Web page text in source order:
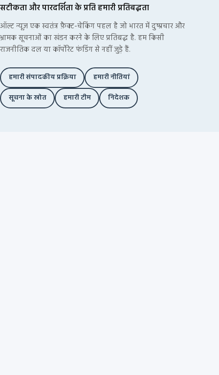
सटीकता और पारदर्शिता के प्रति हमारी प्रतिबद्धता
ऑल्ट न्यूज़ एक स्वतंत्र फ़ैक्ट-चेकिंग पहल है जो भारत में दुष्प्रचार और
भ्रामक सूचनाओं का खंडन करने के लिए प्रतिबद्ध है. हम किसी
राजनीतिक दल या कॉर्पोरेट फंडिंग से नहीं जुड़े हैं.
हमारी संपादकीय प्रक्रिया
हमारी नीतियां
सूचना के स्रोत
हमारी टीम निदेशक